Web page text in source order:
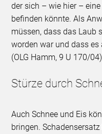
der sich – wie hier –
befinden könnte. Als
müssen, dass das Laub
worden war und dass
(OLG Hamm, 9 U 170/
Stürze durch
Auch Schnee und Eis
bringen.